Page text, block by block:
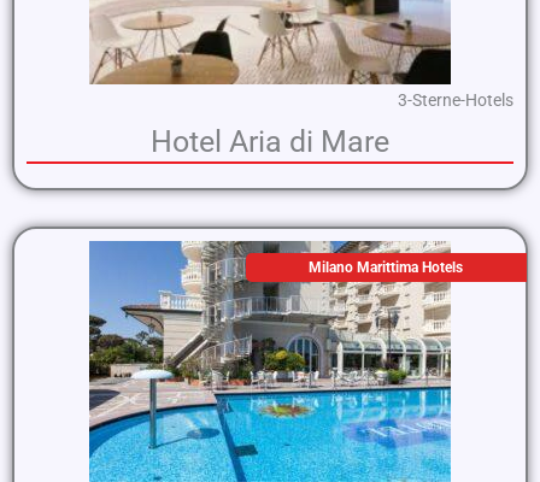
3-Sterne-Hotels
Hotel Aria di Mare
Milano Marittima Hotels